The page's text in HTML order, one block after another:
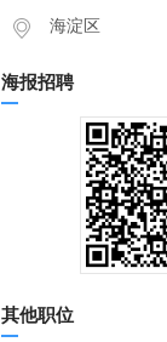
海淀区
海报招聘
其他职位